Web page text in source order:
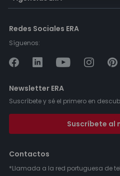
Redes Sociales ERA
Síguenos:
Newsletter ERA
Suscríbete y sé el primero en
Suscríbete al
Contactos
*Llamada a la red portuguesa de